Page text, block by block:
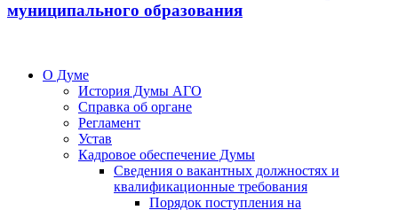
муниципального образования
О Думе
История Думы АГО
Справка об органе
Регламент
Устав
Кадровое обеспечение Думы
Сведения о вакантных должностях и
квалификационные требования
Порядок поступления на